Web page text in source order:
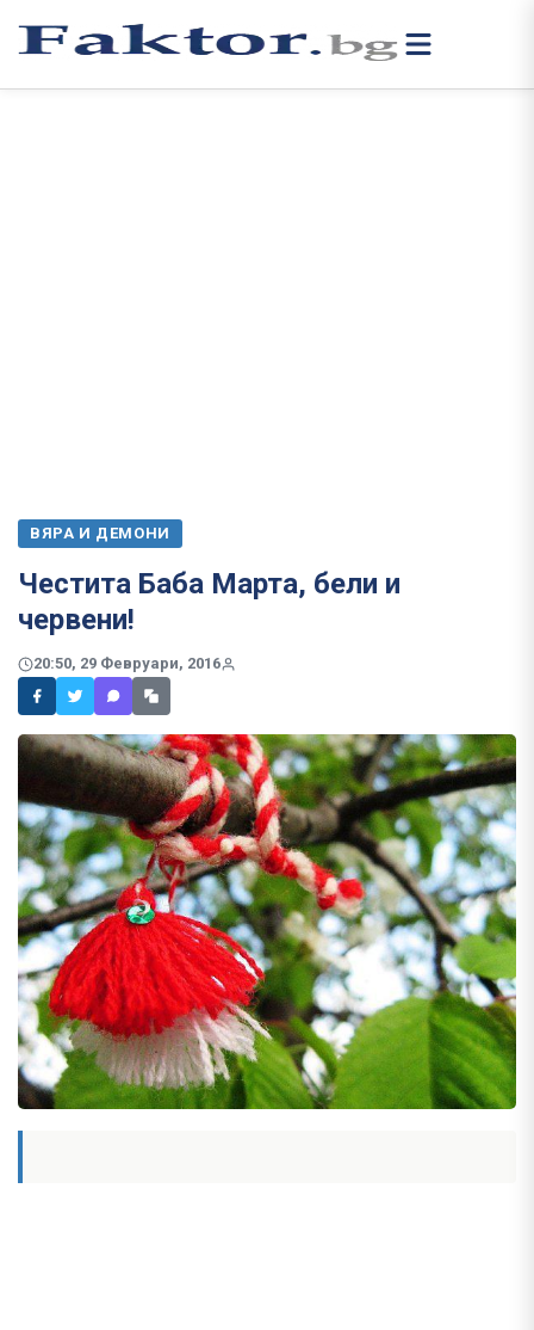
ВЯРА И ДЕМОНИ
​Честита Баба Марта, бели и
червени!
20:50, 29 Февруари, 2016